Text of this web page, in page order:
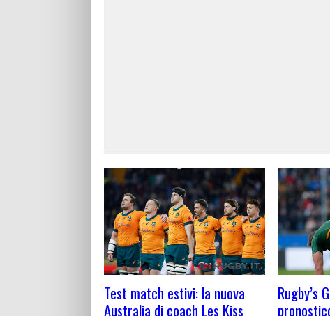
Test match estivi: la nuova
Australia di coach Les Kiss
Rugby’s